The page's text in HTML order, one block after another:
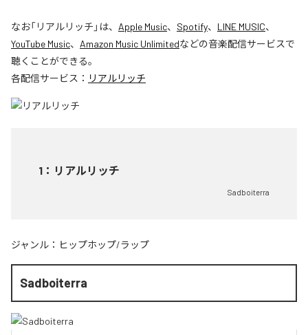
なお「リアルリッチ 」は、 Apple Music、 Spotify、 LINE MUSIC、
YouTube Music、 Amazon Music Unlimitedなどの音楽配信サービスで
聴くことができる。
各配信サービス： リアルリッチ
1 ： リアルリッチ
Sadboiterra
ジャンル： ヒップホップ/ラップ
Sadboiterra